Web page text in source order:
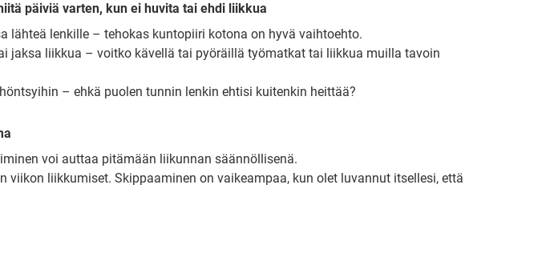
päiviä varten, kun ei huvita tai ehdi liikkua
lähteä lenkille – tehokas kuntopiiri kotona on hyvä vaihtoehto.
jaksa liikkua – voitko kävellä tai pyöräillä työmatkat tai liikkua muilla tavoin
– ehkä puolen tunnin lenkin ehtisi kuitenkin heittää?
voi auttaa pitämään liikunnan säännöllisenä.
viikon liikkumiset. Skippaaminen on vaikeampaa, kun olet luvannut itsellesi, että